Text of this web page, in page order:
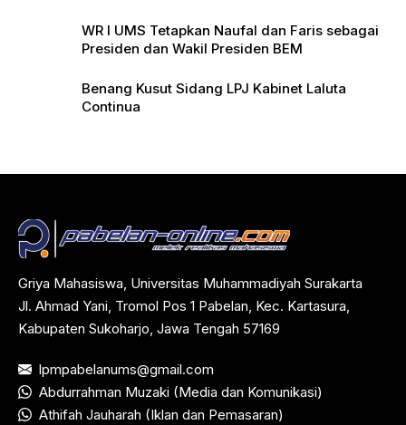
WR I UMS Tetapkan Naufal dan Faris sebagai
Presiden dan Wakil Presiden BEM
Benang Kusut Sidang LPJ Kabinet Laluta
Continua
Griya Mahasiswa, Universitas Muhammadiyah Surakarta
Jl. Ahmad Yani, Tromol Pos 1 Pabelan, Kec. Kartasura,
Kabupaten Sukoharjo, Jawa Tengah 57169
lpmpabelanums@gmail.com
Abdurrahman Muzaki (Media dan Komunikasi)
Athifah Jauharah (Iklan dan Pemasaran)